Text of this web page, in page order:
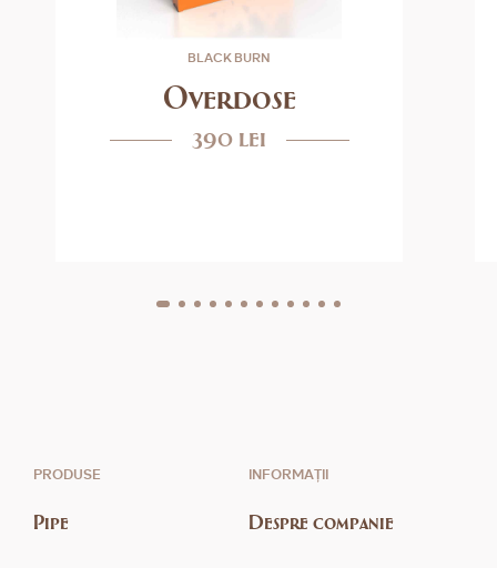
BLACK BURN
Overdose
390 lei
PRODUSE
Pipe
INFORMAȚII
Despre companie